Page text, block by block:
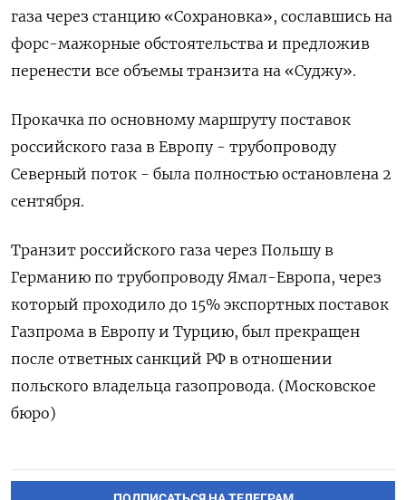
газа через станцию «Сохрановка», сославшись на
форс-мажорные обстоятельства и предложив
перенести все объемы транзита на «Суджу».
Прокачка по основному маршруту поставок
российского газа в Европу - трубопроводу
Северный поток - была полностью остановлена 2
сентября.
Транзит российского газа через Польшу в
Германию по трубопроводу Ямал-Европа, через
который проходило до 15% экспортных поставок
Газпрома в Европу и Турцию, был прекращен
после ответных санкций РФ в отношении
польского владельца газопровода. (Московское
бюро)